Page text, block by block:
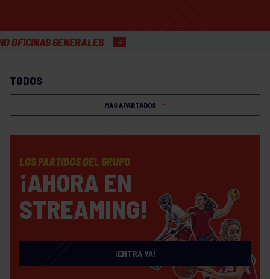
GENERALES
TODOS
MÁS APARTADOS
LOS PARTIDOS DEL GRUPO
¡AHORA EN
STREAMING!
¡ENTRA YA!